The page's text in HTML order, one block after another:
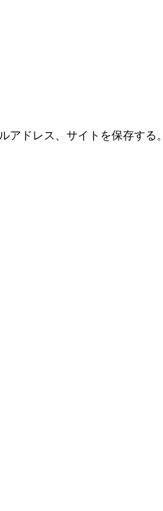
アドレス、サイトを保存する。